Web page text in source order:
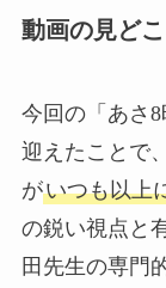
動画の見ど
今回の「あさ
迎えたことで
がいつも以上
の鋭い視点と
田先生の専門